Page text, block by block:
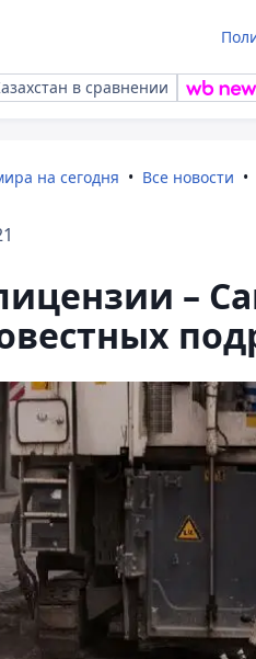
в сравнении
на сегодня Все новости
–